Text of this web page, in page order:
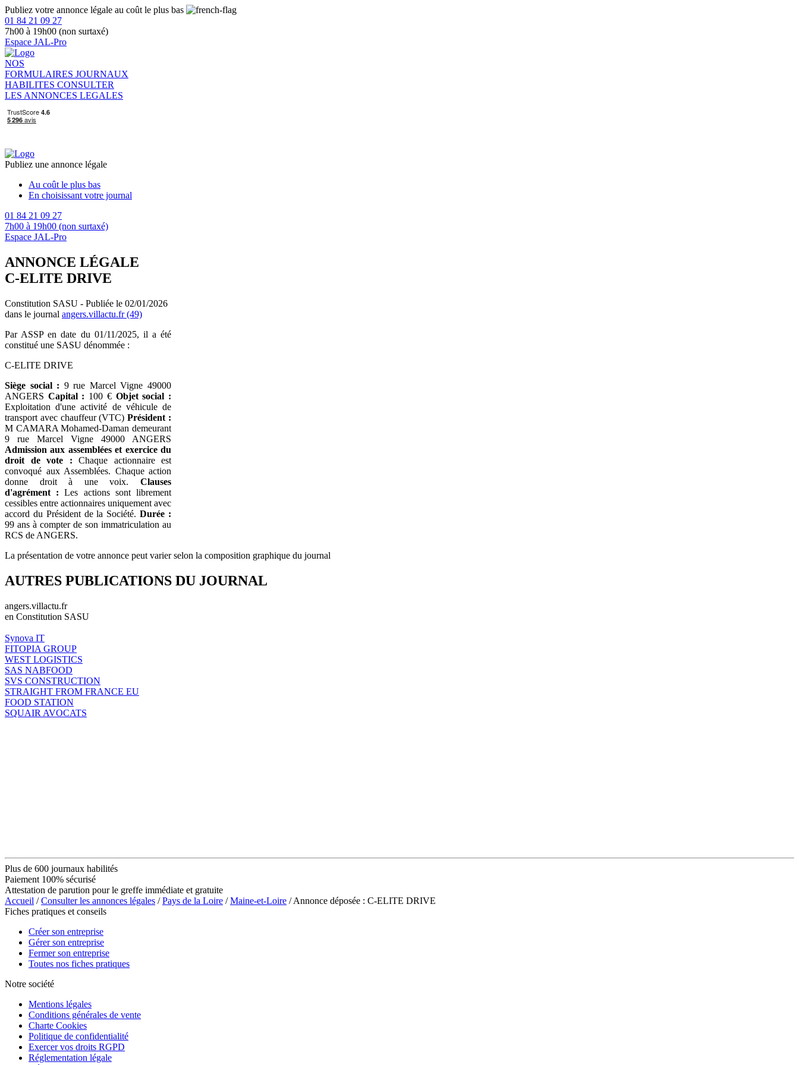
Publiez votre annonce légale au coût le plus bas
01 84 21 09 27
7h00 à 19h00 (non surtaxé)
Espace JAL-Pro
NOS
FORMULAIRES JOURNAUX
HABILITES CONSULTER
LES ANNONCES LEGALES
Publiez une annonce légale
Au coût le plus bas
En choisissant votre journal
01 84 21 09 27
7h00 à 19h00 (non surtaxé)
Espace JAL-Pro
ANNONCE LÉGALE
C-ELITE DRIVE
Constitution SASU - Publiée le 02/01/2026
dans le journal angers.villactu.fr (49)
Par ASSP en date du 01/11/2025, il a été
constitué une SASU dénommée :
C-ELITE DRIVE
Siège social : 9 rue Marcel Vigne 49000
ANGERS Capital : 100 € Objet social :
Exploitation d'une activité de véhicule de
transport avec chauffeur (VTC)Président :
M CAMARA Mohamed-Daman demeurant
9 rue Marcel Vigne 49000 ANGERS
Admission aux assemblées et exercice du
droit de vote : Chaque actionnaire est
convoqué aux Assemblées. Chaque action
donne droit à une voix. Clauses
d'agrément : Les actions sont librement
cessibles entre actionnaires uniquement avec
accord du Président de la Société.Durée :
99 ans à compter de son immatriculation au
RCS de ANGERS.
La présentation de votre annonce peut varier selon la composition graphique du journal
AUTRES PUBLICATIONS DU JOURNAL
angers.villactu.fr
en Constitution SASU
Synova IT
FITOPIA GROUP
WEST LOGISTICS
SAS NABFOOD
SVS CONSTRUCTION
STRAIGHT FROM FRANCE EU
FOOD STATION
SQUAIR AVOCATS
Plus de 600 journaux habilités
Paiement 100% sécurisé
Attestation de parution pour le greffe immédiate et gratuite
Accueil /Consulter les annonces légales /Pays de la Loire /Maine-et-Loire / Annonce déposée : C-ELITE DRIVE
Fiches pratiques et conseils
Créer son entreprise
Gérer son entreprise
Fermer son entreprise
Toutes nos fiches pratiques
Notre société
Mentions légales
Conditions générales de vente
Charte Cookies
Politique de confidentialité
Exercer vos droits RGPD
Réglementation légale